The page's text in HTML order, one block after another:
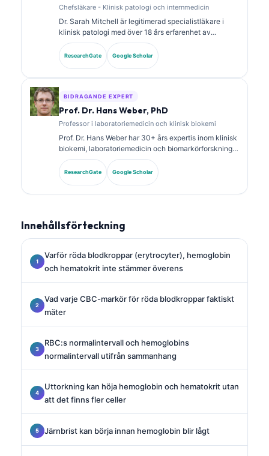
Chefsläkare - Klinisk patologi och internmedicin
Dr. Sarah Mitchell är legitimerad specialistläkare i
klinisk patologi med över 18 års erfarenhet av
laboratoriemedicin och diagnostisk analys. Hon har
specialcertifieringar inom klinisk kemi och har
publicerat omfattande forskning om biomarkörpaneler
ResearchGate Google Scholar
BIDRAGANDE EXPERT
Prof. Dr. Hans Weber, PhD
Professor i laboratoriemedicin och klinisk biokemi
Prof. Dr. Hans Weber har 30+ års expertis inom klinisk
biokemi, laboratoriemedicin och biomarkörforskning.
Tidigare president för German Society for Clinical
Chemistry, och han specialiserar sig på analys av
diagnostiska paneler, standardisering av biomarkörer
ResearchGate Google Scholar
Innehållsförteckning
Varför röda blodkroppar (erytrocyter), hemoglobin
och hematokrit inte stämmer överens
Vad varje CBC-markör för röda blodkroppar faktiskt
mäter
RBC:s normalintervall och hemoglobins
normalintervall utifrån sammanhang
Uttorkning kan höja hemoglobin och hematokrit utan
att det finns fler celler
Järnbrist kan börja innan hemoglobin blir lågt